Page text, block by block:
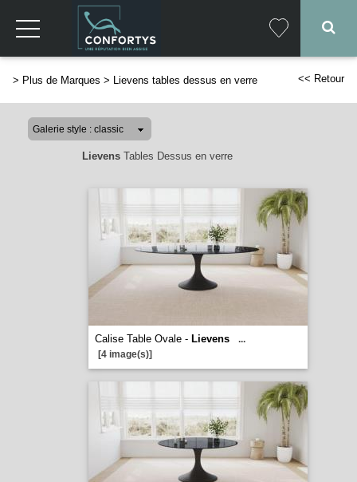
> Plus de Marques > Lievens tables dessus en verre << Retour
LievensTables Dessus en verre
Calise Table Ovale - Lievens
...
[4 image(s)]